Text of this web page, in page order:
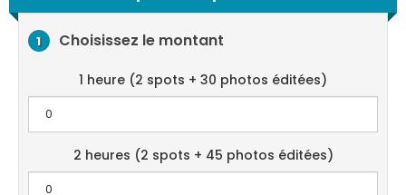
1 Choisissez le montant
1 heure (2 spots + 30 photos éditées)
2 heures (2 spots + 45 photos éditées)